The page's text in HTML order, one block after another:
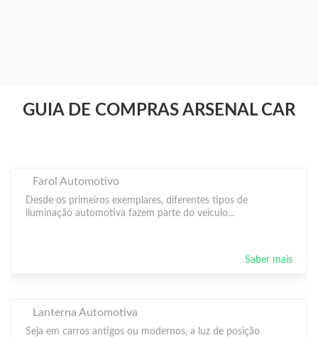
GUIA DE COMPRAS ARSENAL CAR
Farol Automotivo
Desde os primeiros exemplares, diferentes tipos de
iluminação automotiva fazem parte do veículo...
Saber mais
Lanterna Automotiva
Seja em carros antigos ou modernos, a luz de posição